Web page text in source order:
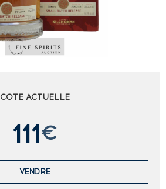
COTE ACTUELLE
111€
VENDRE